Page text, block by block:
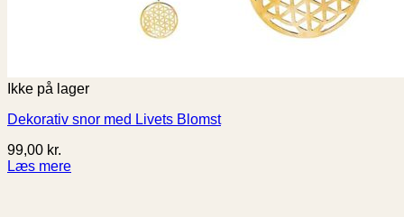
Ikke på lager
Dekorativ snor med Livets Blomst
99,00 kr.
Læs mere